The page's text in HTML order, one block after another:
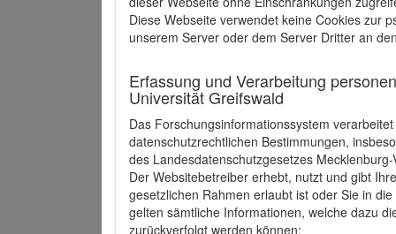
Diese Webseite verwendet keine Cookies zur
unserem Server oder dem Server Dritter an
Erfassung und Verarbeitung
Universität Greifswald
Das Forschungsinformationssystem
datenschutzrechtlichen Bestimmungen,
des Landesdatenschutzgesetzes
Der Websitebetreiber erhebt, nutzt und gibt
gesetzlichen Rahmen erlaubt ist oder Sie in
gelten sämtliche Informationen, welche dazu
zurückverfolgt werden können: